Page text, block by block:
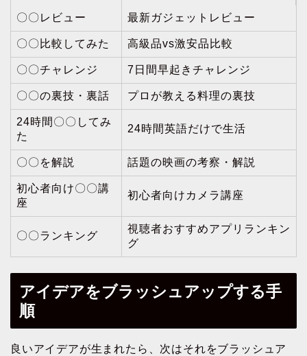
〇〇レビュー 最新ガジェットレビュー
〇〇比較してみた 高級品vs激安品比較
〇〇チャレンジ 7日間早起きチャレンジ
〇〇の裏技・裏話 プロが教える料理の裏技
24時間〇〇してみ
た
24時間英語だけで生活
〇〇を解説 話題の映画の考察・解説
初心者向け〇〇講
座
初心者向けカメラ講座
〇〇ランキング
視聴者おすすめアプリランキン
グ
アイデアをブラッシュアップする手
順
良いアイデアが生まれたら、次はそれをブラッシュア